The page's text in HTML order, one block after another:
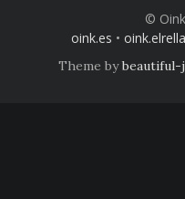
©
oink.es •
Theme bybeautiful-